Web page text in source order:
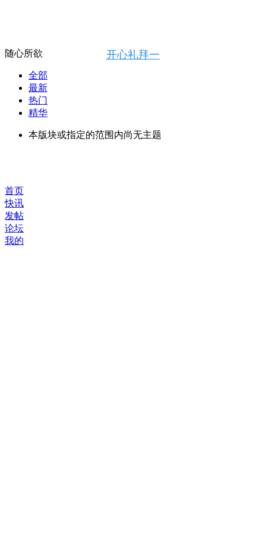
开心礼拜一
随心所欲
全部
最新
热门
精华
本版块或指定的范围内尚无主题
首页
快讯
发帖
论坛
我的